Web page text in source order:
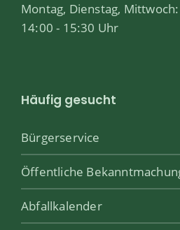
Montag, Dienstag, Mittwoch:
14:00 - 15:30 Uhr
Häufig gesucht
Bürgerservice
Öffentliche
Abfallkalender